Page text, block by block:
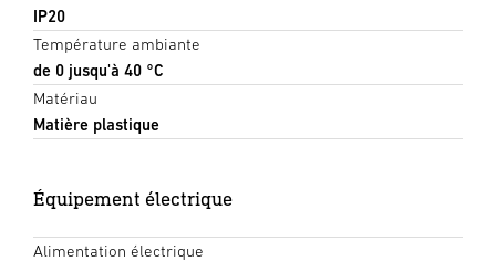
IP20
Température ambiante
de 0 jusqu'à 40 °C
Matériau
Matière plastique
Équipement électrique
Alimentation électrique